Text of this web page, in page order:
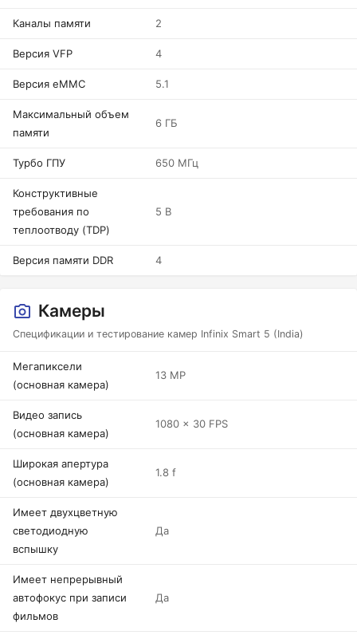
Каналы памяти 2
Версия VFP 4
Версия eMMC 5.1
Максимальный объем
памяти
6 ГБ
Турбо ГПУ 650 МГц
Конструктивные
требования по
теплоотводу (TDP)
5 В
Версия памяти DDR 4
Камеры
Спецификации и тестирование камер Infinix Smart 5 (India)
Мегапиксели
(основная камера)
13 MP
Видео запись
(основная камера)
1080 x 30 FPS
Широкая апертура
(основная камера)
1.8 f
Имеет двухцветную
светодиодную
вспышку
Да
Имеет непрерывный
автофокус при записи
фильмов
Да